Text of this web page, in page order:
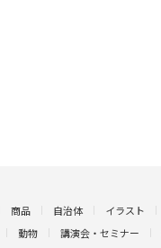
商品 自治体 イラスト
動物 講演会・セミナー